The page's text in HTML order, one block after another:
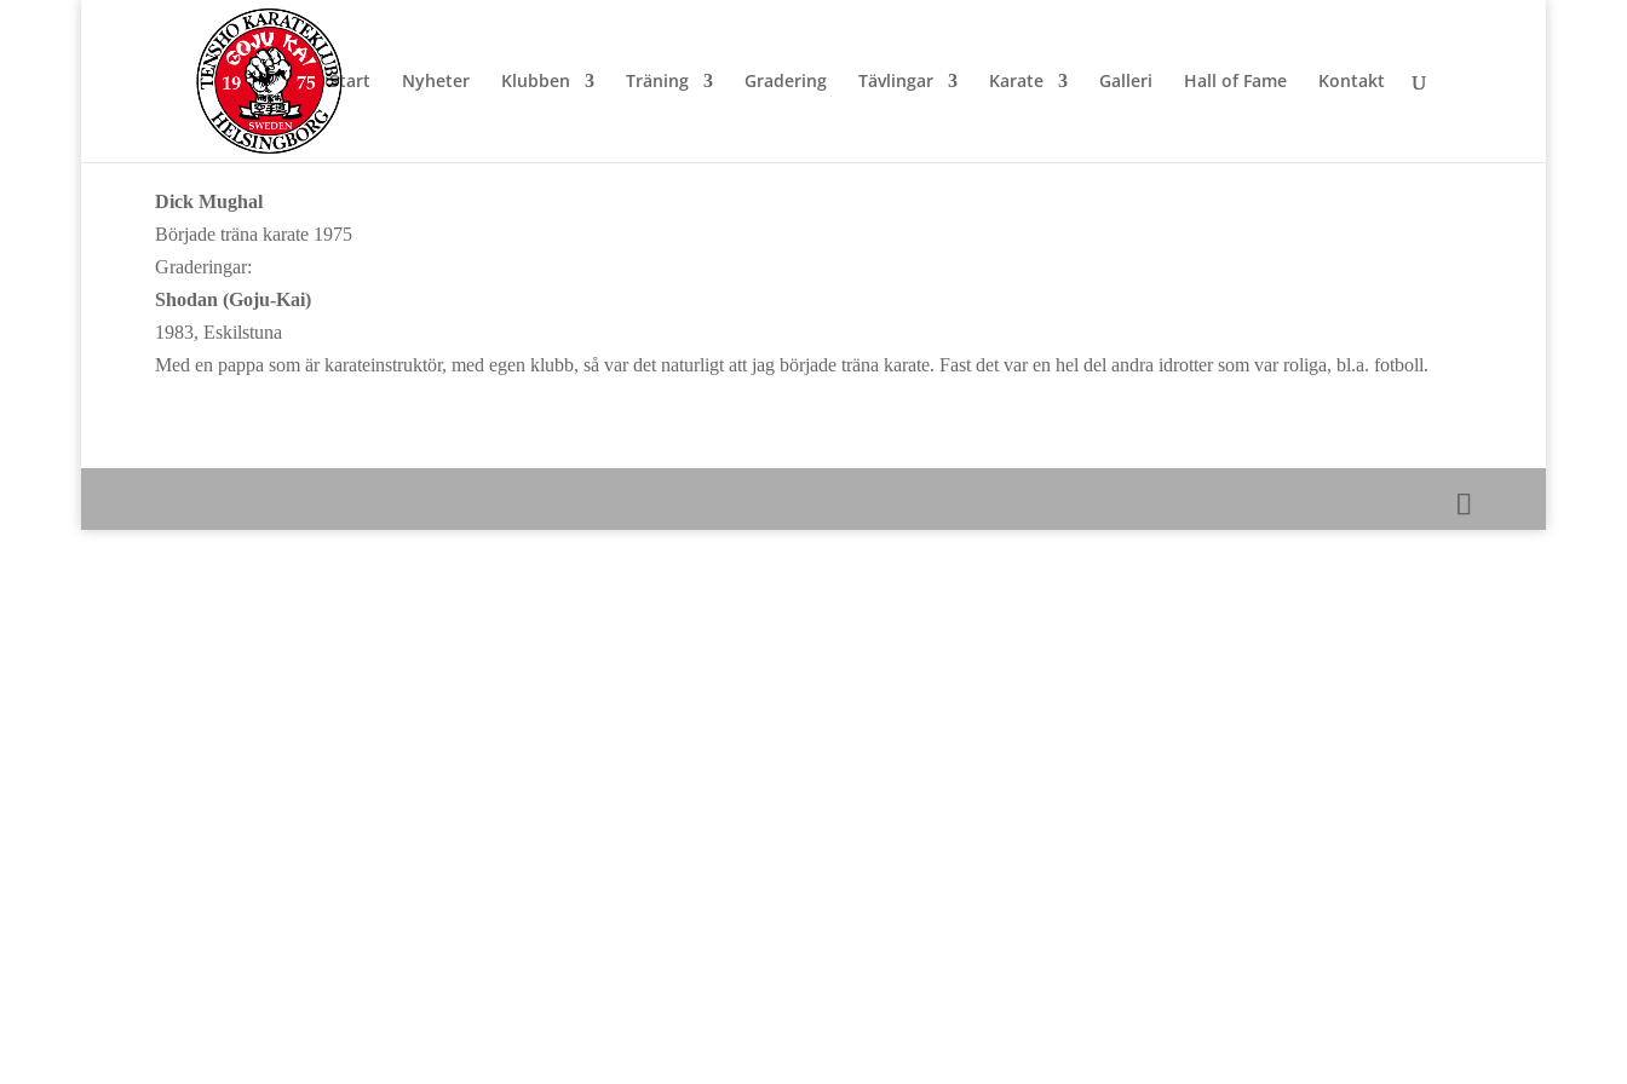
Start Nyheter Klubben Träning Gradering Tävlingar Karate Galleri Hall of Fame Kontakt
Dick Mughal
Började träna karate 1975
Graderingar:
Shodan (Goju-Kai)
1983, Eskilstuna
Med en pappa som är karateinstruktör, med egen klubb, så var det naturligt att jag började träna karate. Fast det var en hel del andra idrotter som var roliga, bl.a. fotboll.